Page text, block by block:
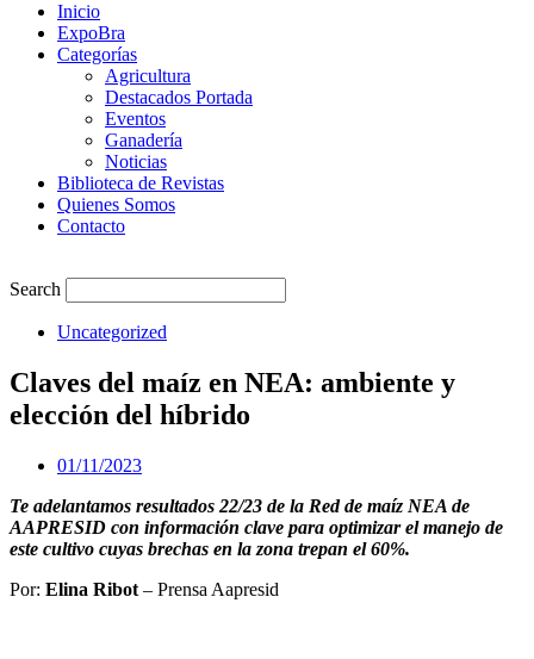
Inicio
ExpoBra
Categorías
Agricultura
Destacados Portada
Eventos
Ganadería
Noticias
Biblioteca de Revistas
Quienes Somos
Contacto
Search
Uncategorized
Claves del maíz en NEA: ambiente y
elección del híbrido
01/11/2023
Te adelantamos resultados 22/23 de la Red de maíz NEA de
AAPRESID con información clave para optimizar el manejo de
este cultivo cuyas brechas en la zona trepan el 60%.
Por: Elina Ribot – Prensa Aapresid